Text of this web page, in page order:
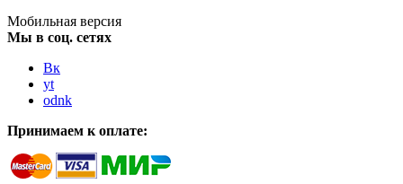
Мобильная версия
Мы в соц. сетях
Вк
yt
odnk
Принимаем к оплате: